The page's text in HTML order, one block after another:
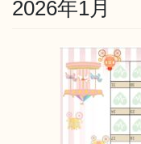
2026年1月